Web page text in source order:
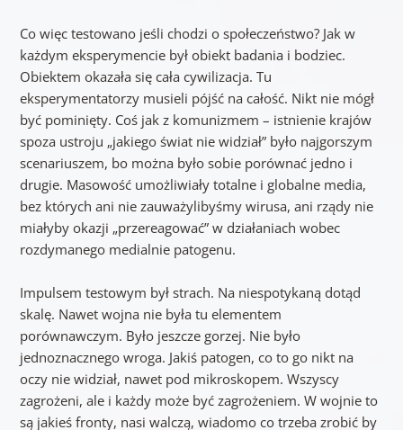
Co więc testowano jeśli chodzi o społeczeństwo? Jak w
każdym eksperymencie był obiekt badania i bodziec.
Obiektem okazała się cała cywilizacja. Tu
eksperymentatorzy musieli pójść na całość. Nikt nie mógł
być pominięty. Coś jak z komunizmem – istnienie krajów
spoza ustroju „jakiego świat nie widział” było najgorszym
scenariuszem, bo można było sobie porównać jedno i
drugie. Masowość umożliwiały totalne i globalne media,
bez których ani nie zauważylibyśmy wirusa, ani rządy nie
miałyby okazji „przereagować” w działaniach wobec
rozdymanego medialnie patogenu.
Impulsem testowym był strach. Na niespotykaną dotąd
skalę. Nawet wojna nie była tu elementem
porównawczym. Było jeszcze gorzej. Nie było
jednoznacznego wroga. Jakiś patogen, co to go nikt na
oczy nie widział, nawet pod mikroskopem. Wszyscy
zagrożeni, ale i każdy może być zagrożeniem. W wojnie to
są jakieś fronty, nasi walczą, wiadomo co trzeba zrobić by